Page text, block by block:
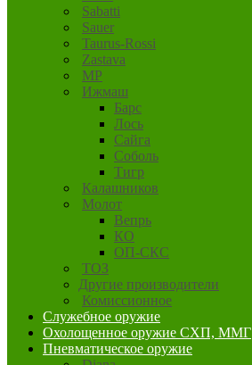
Sabatti
Sauer
Taurus-Rossi
Zastava
MP
Ижмаш
Барс
Лось
Сайга
Соболь
Тигр
Калашников
Молот
Вепрь
КО
ОП-СКС
ТОЗ
Другие производители
Комиссионное
Служебное оружие
Охолощенное оружие СХП, ММГ
Пневматическое оружие